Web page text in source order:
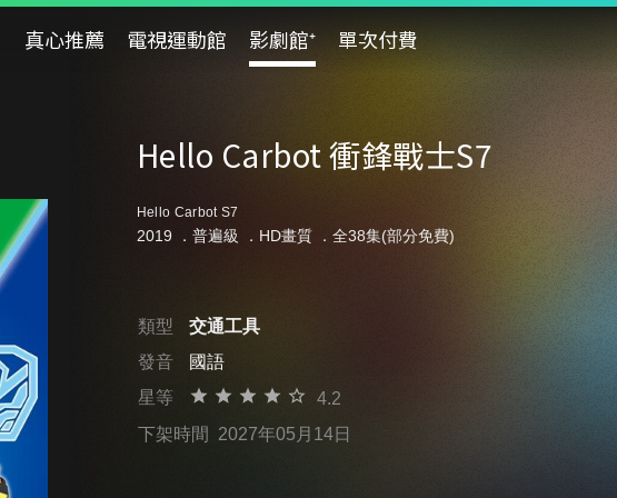
真心推薦 電視運動館 影劇館⁺ 單次付費
Hello Carbot 衝鋒戰士S7
Hello Carbot S7
2019 ． 普遍級 ．HD畫質 ．全38集(部分免費)
類型
交通工具
發音
國語
星等
4.2
下架時間 2027年05月14日